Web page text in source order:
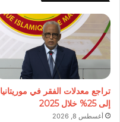
تراجع معدلات الفقر في موريتانيا
إلى 25% خلال 2025
أغسطس 8, 2026